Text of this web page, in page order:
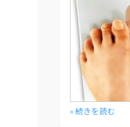
» 続きを読む